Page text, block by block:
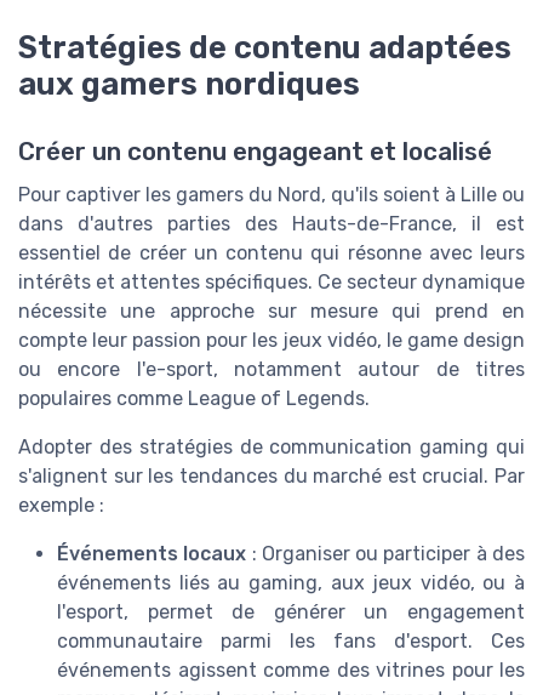
Stratégies de contenu adaptées
aux gamers nordiques
Créer un contenu engageant et localisé
Pour captiver les gamers du Nord, qu'ils soient à Lille ou
dans d'autres parties des Hauts-de-France, il est
essentiel de créer un contenu qui résonne avec leurs
intérêts et attentes spécifiques. Ce secteur dynamique
nécessite une approche sur mesure qui prend en
compte leur passion pour les jeux vidéo, le game design
ou encore l'e-sport, notamment autour de titres
populaires comme League of Legends.
Adopter des stratégies de communication gaming qui
s'alignent sur les tendances du marché est crucial. Par
exemple :
Événements locaux : Organiser ou participer à des
événements liés au gaming, aux jeux vidéo, ou à
l'esport, permet de générer un engagement
communautaire parmi les fans d'esport. Ces
événements agissent comme des vitrines pour les